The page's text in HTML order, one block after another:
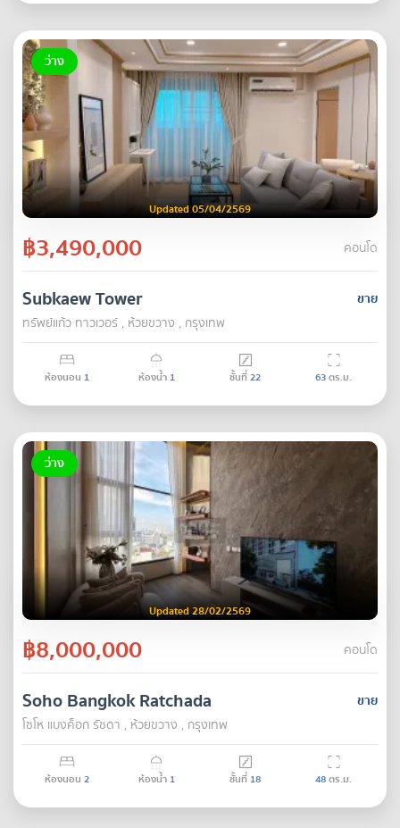
ว่าง
Updated 05/04/2569
฿3,490,000 คอนโด
ขาย
Subkaew Tower
ทรัพย์แก้ว ทาวเวอร์ , ห้วยขวาง , กรุงเทพ
ห้องนอน 1 ห้องน้ำ 1 ชั้นที่22 63ตร.ม.
ว่าง
Updated 28/02/2569
฿8,000,000 คอนโด
ขาย
Soho Bangkok Ratchada
โซโห​ แบงค็อก​ รัชดา , ห้วยขวาง , กรุงเทพ
ห้องนอน 2 ห้องน้ำ 1 ชั้นที่ 18 48ตร.ม.